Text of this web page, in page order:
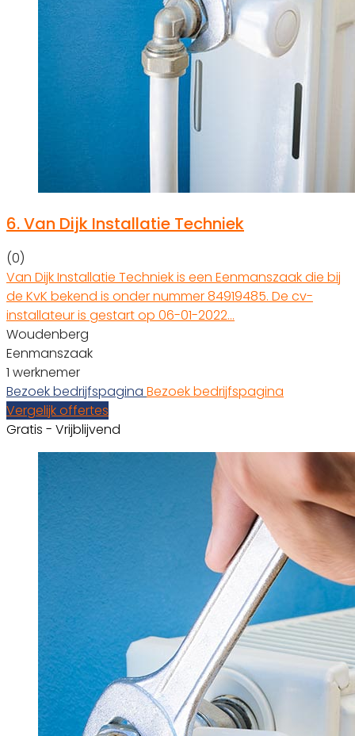
6.Van Dijk Installatie Techniek
(0)
Van Dijk Installatie Techniek is een Eenmanszaak die bij
de KvK bekend is onder nummer 84919485. De cv-
installateur is gestart op 06-01-2022…
Woudenberg
Eenmanszaak
1 werknemer
Bezoek bedrijfspagina Bezoek bedrijfspagina
Vergelijk offertes
Gratis - Vrijblijvend